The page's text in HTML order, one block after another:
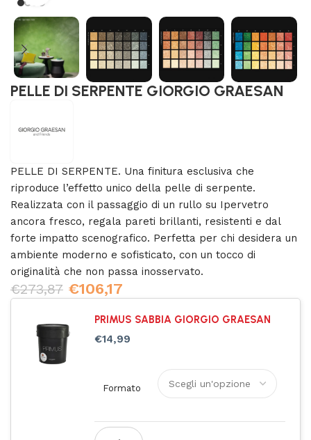
PELLE DI SERPENTE GIORGIO GRAESAN
PELLE DI SERPENTE. Una finitura esclusiva che
riproduce l’effetto unico della pelle di serpente.
Realizzata con il passaggio di un rullo su Ipervetro
ancora fresco, regala pareti brillanti, resistenti e dal
forte impatto scenografico. Perfetta per chi desidera un
ambiente moderno e sofisticato, con un tocco di
originalità che non passa inosservato.
€273,87 €106,17
PRIMUS SABBIA GIORGIO GRAESAN
€14,99
Formato